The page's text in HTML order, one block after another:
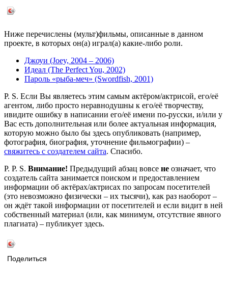
Ниже перечислены (мульт)фильмы, описанные в данном
проекте, в которых он(а) играл(а) какие-либо роли.
Джоуи (Joey, 2004 – 2006)
Идеал (The Perfect You, 2002)
Пароль «рыба-меч» (Swordfish, 2001)
P. S. Если Вы являетесь этим самым актёром/актрисой, его/её
агентом, либо просто неравнодушны к его/её творчеству,
ивидите ошибку в написании его/её имени по-русски, и/или у
Вас есть дополнительная или более актуальная информация,
которую можно было бы здесь опубликовать (например,
фотография, биография, уточнение фильмографии) –
свяжитесь с создателем сайта. Спасибо.
P. P. S. Внимание! Предыдущий абзац вовсе не означает, что
создатель сайта занимается поиском и предоставлением
информации об актёрах/актрисах по запросам посетителей
(это невозможно физически – их тысячи), как раз наоборот –
он ждёт такой информации от посетителей и если видит в ней
собственный материал (или, как минимум, отсутствие явного
плагиата) – публикует здесь.
Поделиться